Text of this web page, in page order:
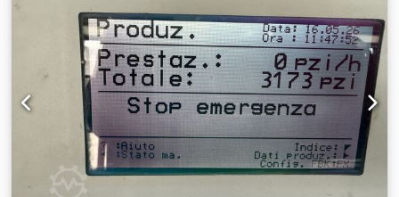
completo Nosotros nos encargamos de todo: desde el
embalaje seguro y el transporte hasta la gestión de
aduanas. Si lo desea, también le elaboraremos una oferta
de arrendamiento a medida. Sostenible y rentable Opte
por una máquina usada y obtenga dos ventajas: proteja el
medio ambiente y ahorre en su presupuesto. A pesar de
las posibles señales de uso, recibirá un producto de
calidad a un precio atractivo.